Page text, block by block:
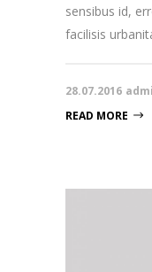
sensibus id,
facilisis
28.07.2016
READ MORE